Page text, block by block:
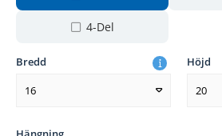
4-Del
Bredd
16
Höjd
20